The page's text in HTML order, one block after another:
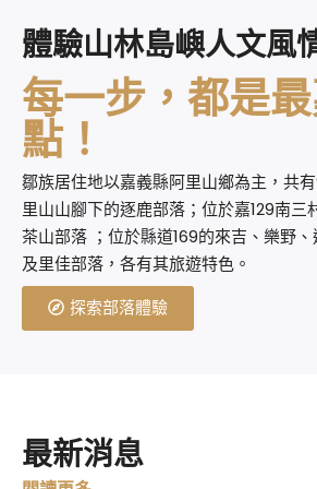
體驗山林島嶼人文風
每一步，都是
點！
鄒族居住地以嘉義縣阿里山鄉為主，共
里山山腳下的逐鹿部落；位於嘉129南三
茶山部落 ；位於縣道169的來吉、樂野
及里佳部落，各有其旅遊特色。
探索部落體驗
最新消息